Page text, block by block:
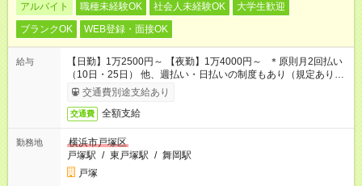
アルバイト 職種未経験OK 社会人未経験OK
大学生歓迎
ブランクOK
WEB登録・面接OK
給与
【日勤】1万2500円～ 【夜勤】1万4000円～ ＊原則月2回払い
（10日・25日） 他、週払い・日払いの制度もあり（規定あり）
＃日収1万円以上
交通費別途支給あり
交通費 全額支給
勤務地
横浜市戸塚区
戸塚駅 / 東戸塚駅 / 舞岡駅
戸塚